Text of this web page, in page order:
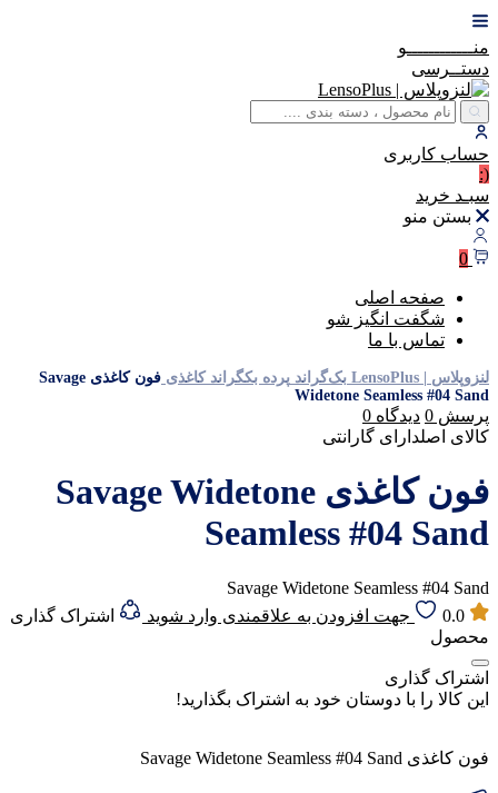
منــــــــــــو
دستــرسی
حساب کاربری
(:
سبـد خرید
بستن منو
0
صفحه اصلی
شگفت انگیز شو
تماس با ما
لنزوپلاس | LensoPlus بک‌گراند پرده بکگراند کاغذی
فون کاغذی Savage
Widetone Seamless #04 Sand
پرسش 0 دیدگاه 0
کالای اصلدارای گارانتی
فون کاغذی Savage Widetone
Seamless #04 Sand
Savage Widetone Seamless #04 Sand
0.0
جهت افزودن به علاقمندی وارد شوید
اشتراک گذاری
محصول
اشتراک گذاری
این کالا را با دوستان خود به اشتراک بگذارید!
فون کاغذی Savage Widetone Seamless #04 Sand